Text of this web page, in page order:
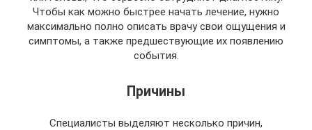
Чтобы как можно быстрее начать лечение, нужно
максимально полно описать врачу свои ощущения и
симптомы, а также предшествующие их появлению
события.
Причины
Специалисты выделяют несколько причин,